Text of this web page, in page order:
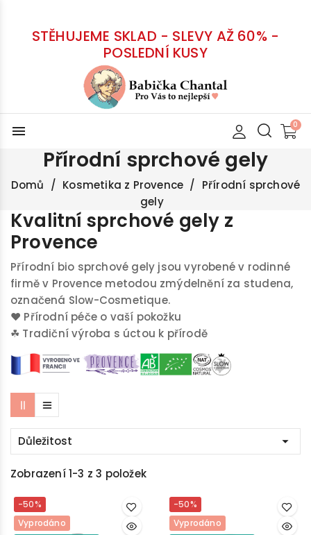
STĚHUJEME SKLAD - SLEVY AŽ 60% -
POSLEDNÍ KUSY
menu
Přírodní sprchové gely
Domů Kosmetika z Provence
Přírodní sprchové
gely
Kvalitní sprchové gely z
Provence
Přírodní bio sprchové gely jsou vyrobené v rodinné
firmě v Provence metodou zmýdelnění za studena,
označená Slow-Cosmetique.
♥ Přírodní péče o vaší pokožku
☘ Tradiční výroba s úctou k přírodě
Důležitost 
Zobrazení 1-3 z 3 položek
-50%
Vyprodáno
-50%
Vyprodáno